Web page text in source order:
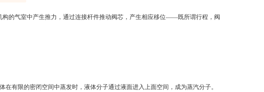
的气室中产生推力，通过连接杆件推动阀芯，产生相应移位——既所谓行程，阀
有限的密闭空间中蒸发时，液体分子通过液面进入上面空间，成为蒸汽分子。